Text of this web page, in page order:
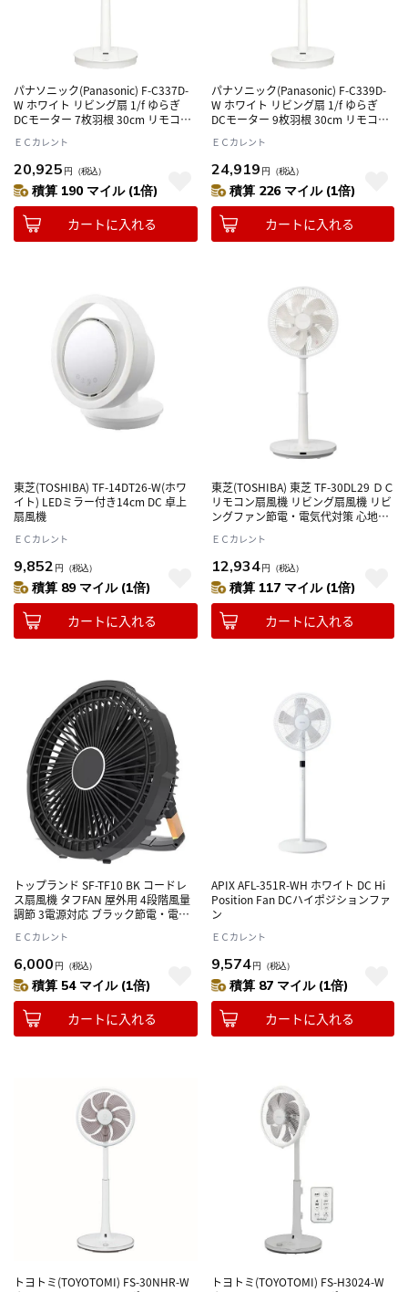
パナソニック(Panasonic) F-C337D-
W ホワイト リビング扇 1/f ゆらぎ
DCモーター 7枚羽根 30cm リモコン
ＥＣカレント
20,925 円 （税込）
積算 190 マイル (1倍)
カートに入れる
パナソニック(Panasonic) F-C339D-
W ホワイト リビング扇 1/f ゆらぎ
DCモーター 9枚羽根 30cm リモコン
ＥＣカレント
24,919 円 （税込）
積算 226 マイル (1倍)
カートに入れる
東芝(TOSHIBA) TF-14DT26-W(ホワ
イト) LEDミラー付き14cm DC 卓上
扇風機
ＥＣカレント
9,852 円 （税込）
積算 89 マイル (1倍)
カートに入れる
東芝(TOSHIBA) 東芝 TF-30DL29 ＤＣ
リモコン扇風機 リビング扇風機 リビ
ングファン節電・電気代対策 心地よ
ＥＣカレント
12,934円 （税込）
積算 117 マイル (1倍)
カートに入れる
トップランド SF-TF10 BK コードレ
ス扇風機 タフFAN 屋外用 4段階風量
調節 3電源対応 ブラック節電・電気
ＥＣカレント
6,000 円 （税込）
積算 54 マイル (1倍)
カートに入れる
APIX AFL-351R-WH ホワイト DC Hi
Position Fan DCハイポジションファ
ン
ＥＣカレント
9,574円 （税込）
積算 87 マイル (1倍)
カートに入れる
トヨトミ(TOYOTOMI) FS-30NHR-W
トヨトミ(TOYOTOMI) FS-H3024-W